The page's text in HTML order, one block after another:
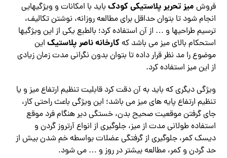
فروش میز تحریر پلاستیکی کودک باید با امکانات و ویژگیهایی
انجام شود تا بتوان حداقل برای مطالعه روزانه، نوشتن تکالیف،
ترسیم طراحیها و … از آن استفاده کرد؛ بالطبع یکی از این ویژگیها
استحکام بالای میز می باشد کهکارخانه ناصر پلاستیک این
موضوع را مد نظر قرار داده تا بتوان بدون نگرانی مدت زمان زیادی
از این میز استفاده کرد.
ویژگی دیگری که باید به آن دقت کرد قابلیت تنظیم ارتفاع میز و یا
تنظیم ارتفاع پایه های میز می باشد؛ این ویژگی باعث راحتی کار،
جای گرفتن موقعیت صحیح بدن، خستگی دیر هنگام فرد موقع
استفاده طولانی مدت از میز، جلوگیری از انواع آرتروز گردن و
دیسک کمر، جلوگیری از گرفتگی عضلات بواسطه خم شدن بیش از
حد گردن و کمر، مطالعه بیشتر در روز و … می شود.